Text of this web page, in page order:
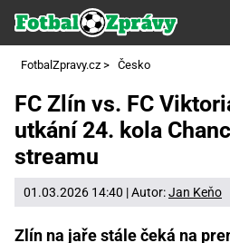
FotbalZpravy.cz > Česko
FC Zlín vs. FC
utkání 24. kola
streamu
01.03.2026 14:40 | Autor:Jan Keňo
Zlín na jaře stále čeká na